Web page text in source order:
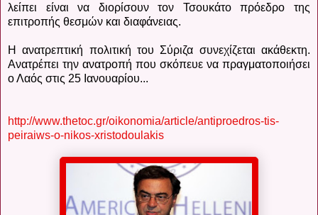
λείπει είναι να διορίσουν τον Τσουκάτο πρόεδρο της
επιτροπής θεσμών και διαφάνειας.
Η ανατρεπτική πολιτική του Σύριζα συνεχίζεται ακάθεκτη.
Ανατρέπει την ανατροπή που σκόπευε να πραγματοποιήσει
ο Λαός στις 25 Ιανουαρίου...
http://www.thetoc.gr/oikonomia/article/antiproedros-tis-
peiraiws-o-nikos-xristodoulakis